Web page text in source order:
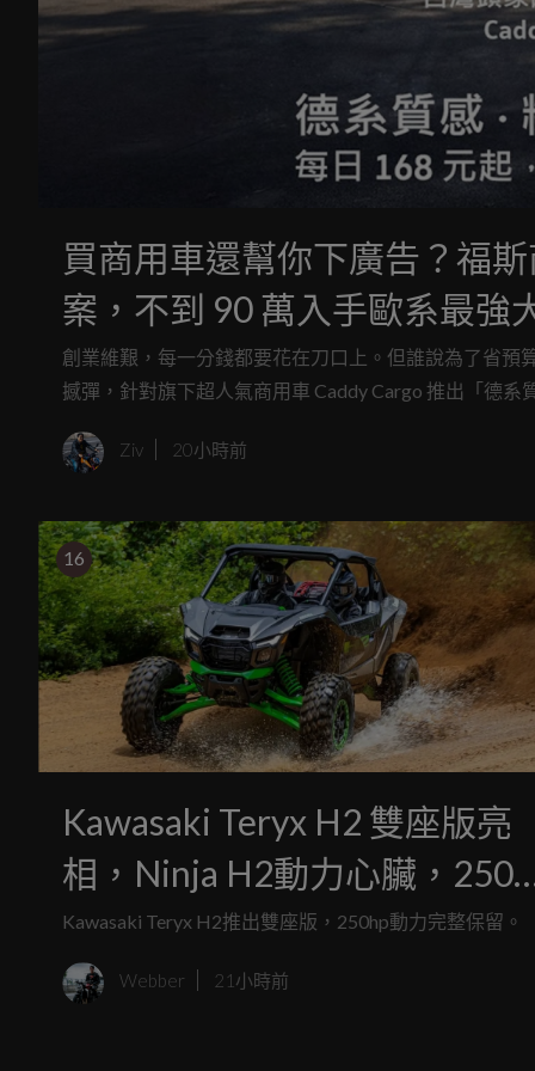
買商用車還幫你下廣告？福
案，不到 90 萬入手歐系最強
創業維艱，每一分錢都要花在刀口上。但誰說為了省
撼彈，針對旗下超人氣商用車 Caddy Cargo 推出「德
甚至原廠還掏腰包幫你的公司打廣告！這年頭，去哪找
Ziv 20小時前
16
Kawasaki Teryx H2 雙座版亮
相，Ninja H2動力心臟，250
暴力 UTV
Kawasaki Teryx H2推出雙座版，250hp動力完整保留。
Webber 21小時前